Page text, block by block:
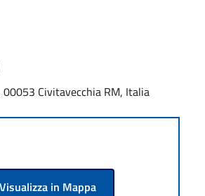
00053 Civitavecchia RM, Italia
Visualizza in Mappa